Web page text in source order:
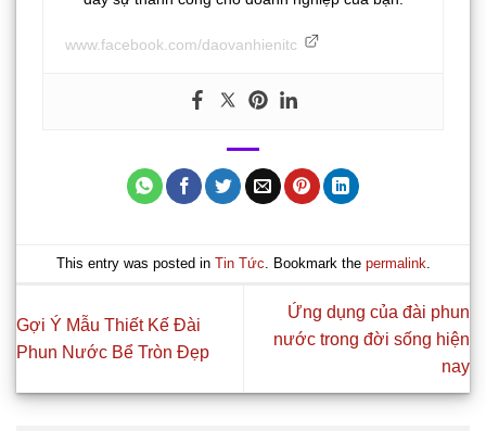
www.facebook.com/daovanhienitc
This entry was posted in Tin Tức . Bookmark the permalink
Gợi Ý Mẫu Thiết Kế Đài
Phun Nước Bể Tròn Đẹp
Ứng dụng của đài phun
nước trong đời sống hiện
nay